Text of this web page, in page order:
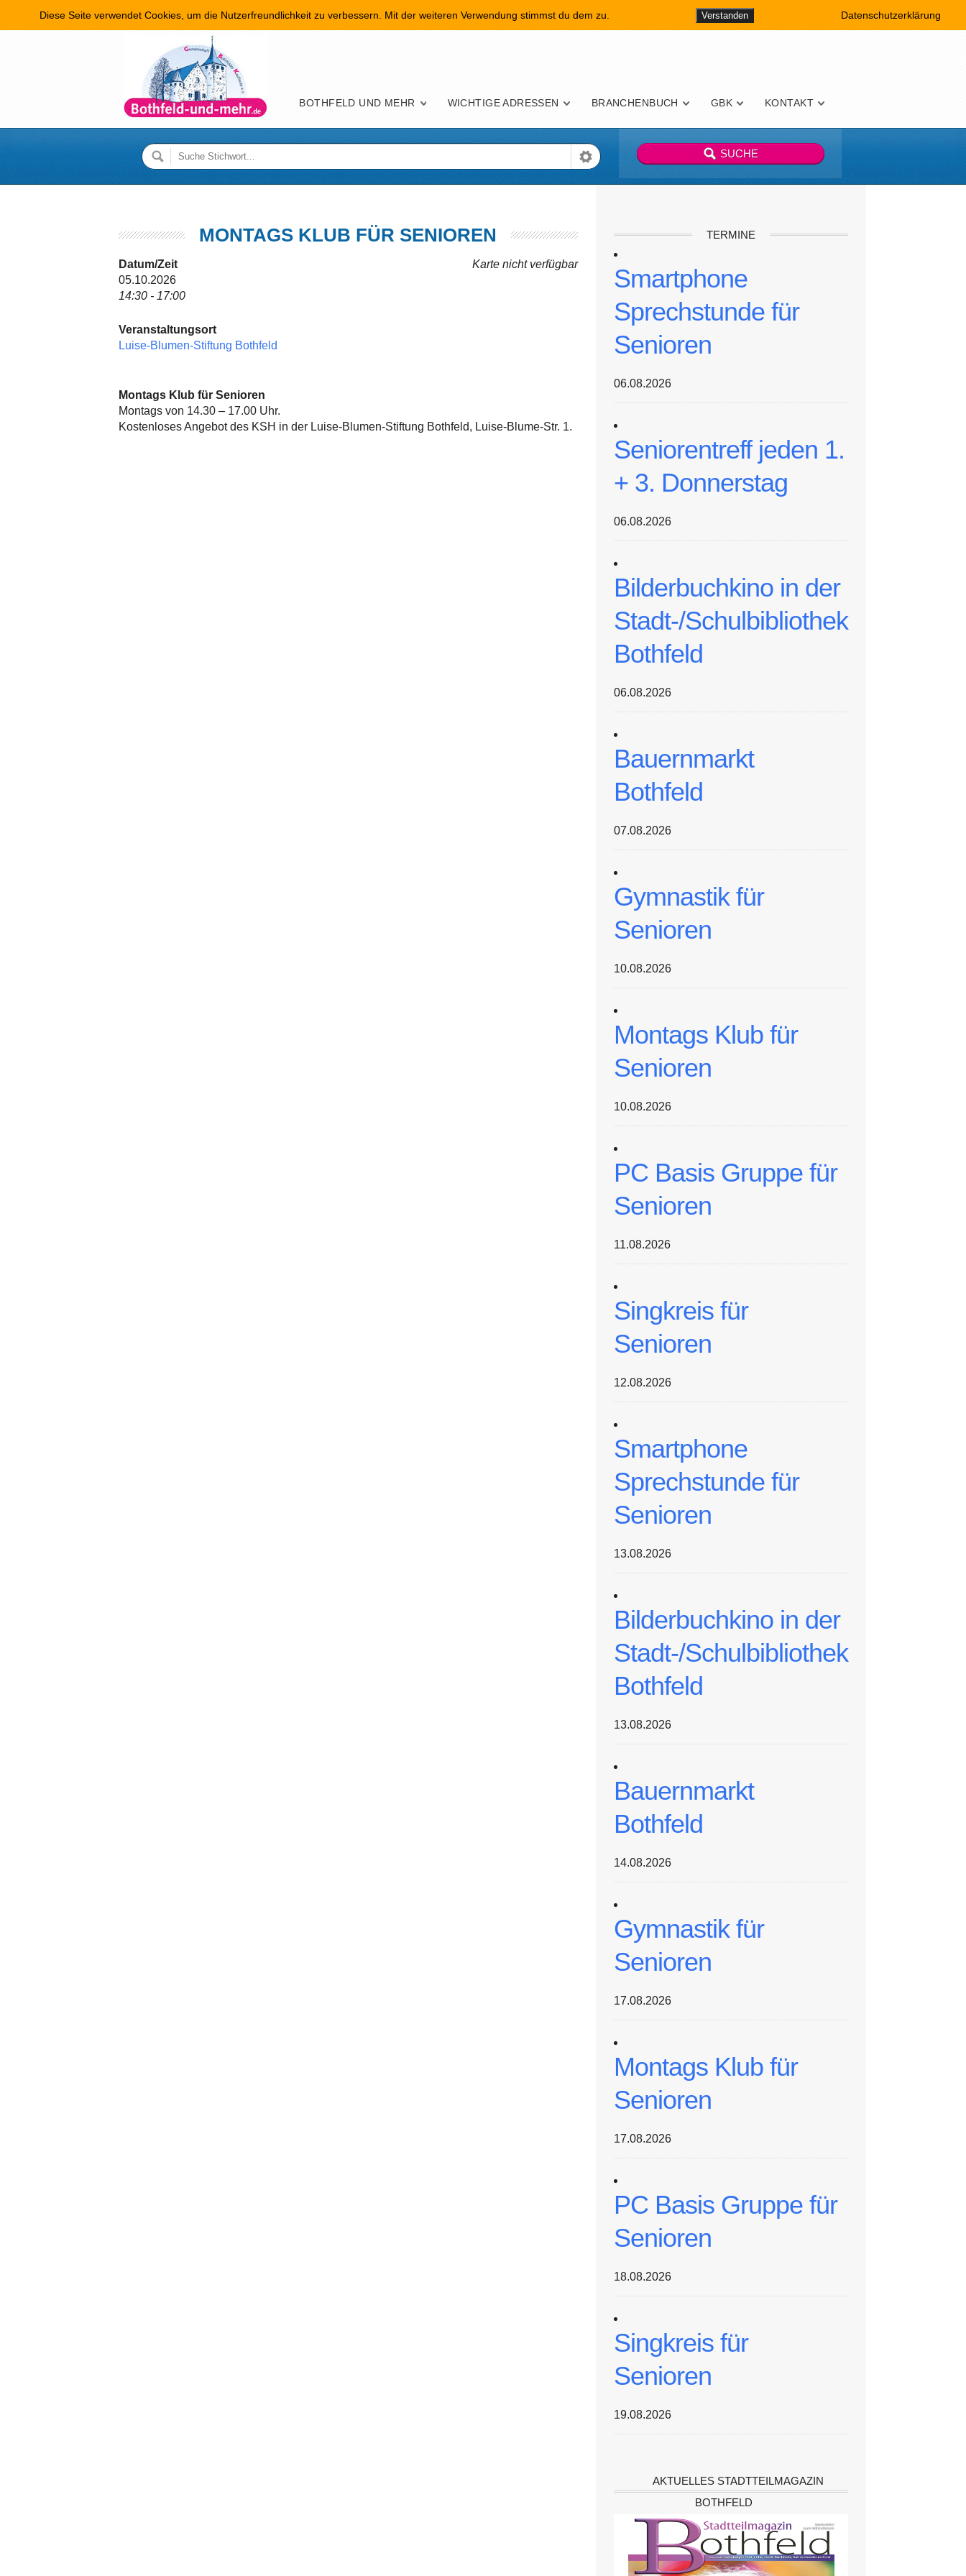
Hauptmenü
BOTHFELD UND MEHR WICHTIGE ADRESSEN BRANCHENBUCH GBK KONTAKT
MONTAGS KLUB FÜR SENIOREN
Karte nicht verfügbar
Datum/Zeit
05.10.2026
14:30 - 17:00
Veranstaltungsort
Luise-Blumen-Stiftung Bothfeld
Montags Klub für Senioren
Montags von 14.30 – 17.00 Uhr.
Kostenloses Angebot des KSH in der Luise-Blumen-Stiftung Bothfeld, Luise-Blume-Str. 1.
TERMINE
Smartphone
Sprechstunde für
Senioren
06.08.2026
Seniorentreff jeden 1.
+ 3. Donnerstag
06.08.2026
Bilderbuchkino in der
Stadt-/Schulbibliothek
Bothfeld
06.08.2026
Bauernmarkt
Bothfeld
07.08.2026
Gymnastik für
Senioren
10.08.2026
Montags Klub für
Senioren
10.08.2026
PC Basis Gruppe für
Senioren
11.08.2026
Singkreis für
Senioren
12.08.2026
Smartphone
Sprechstunde für
Senioren
13.08.2026
Bilderbuchkino in der
Stadt-/Schulbibliothek
Bothfeld
13.08.2026
Bauernmarkt
Bothfeld
14.08.2026
Gymnastik für
Senioren
17.08.2026
Montags Klub für
Senioren
17.08.2026
PC Basis Gruppe für
Senioren
18.08.2026
Singkreis für
Senioren
19.08.2026
AKTUELLES STADTTEILMAGAZIN
BOTHFELD
Diese Seite verwendet Cookies, um die Nutzerfreundlichkeit zu verbessern. Mit der weiteren Verwendung stimmst du dem zu. Verstanden Datenschutzerklärung